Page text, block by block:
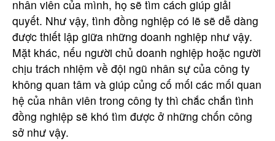
nhân viên của mình, họ sẽ tìm cách giúp giải
quyết. Như vậy, tình đồng nghiệp có lẽ sẽ dễ dàng
được thiết lập giữa những doanh nghiệp như vậy.
Mặt khác, nếu người chủ doanh nghiệp hoặc người
chịu trách nhiệm về đội ngũ nhân sự của công ty
không quan tâm và giúp củng cố mối các mối quan
hệ của nhân viên trong công ty thì chắc chắn tình
đồng nghiệp sẽ khó tìm được ở những chốn công
sở như vậy.